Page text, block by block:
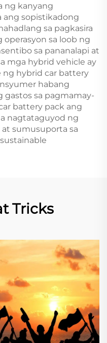
ng kanyang
ang sopistikadong
sa pagkasira
sa loob ng
sa pananalapi at
mga hybrid vehicle ay
ng hybrid car battery
habang
gastos sa pagmamay-
battery pack ang
nagtataguyod ng
sumusuporta sa
Tricks